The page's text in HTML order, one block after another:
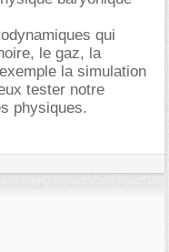
qui
le gaz, la
la simulation
tester notre
physiques.